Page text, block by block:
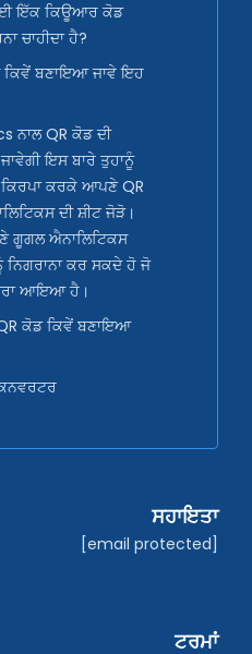
ਇੱਕ ਕਿਊਆਰ ਕੋਡ
ਚਾਹੀਦਾ ਹੈ?
ਕਿਵੇਂ ਬਣਾਇਆ ਜਾਵੇ ਇਹ
ਨਾਲ QR ਕੋਡ ਦੀ
ਇਸ ਬਾਰੇ ਤੁਹਾਨੂੰ
ਕਿਰਪਾ ਕਰਕੇ ਆਪਣੇ QR
ਦੀ ਸ਼ੀਟ ਜੋੜੋ।
ਗੂਗਲ ਐਨਾਲਿਟਿਕਸ
ਨਿਗਰਾਨਾ ਕਰ ਸਕਦੇ ਹੋ ਜੋ
ਆਇਆ ਹੈ।
ਕੋਡ ਕਿਵੇਂ ਬਣਾਇਆ
ਸਹਾਇਤਾ
[email protected]
ਟਰਮਾਂ